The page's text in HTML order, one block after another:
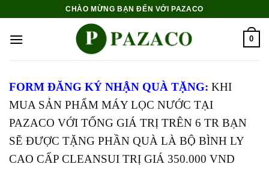
content
CHÀO MỪNG BẠN ĐẾN VỚI PAZACO
0
FORM ĐĂNG KÝ NHẬN QUÀ TẶNG: KHI
MUA SẢN PHẨM MÁY LỌC NƯỚC TẠI
PAZACO VỚI TỔNG GIÁ TRỊ TRÊN 6 TR BẠN
SẼ ĐƯỢC TẶNG PHẦN QUÀ LÀ BỘ BÌNH LY
CAO CẤP CLEANSUI TRỊ GIÁ 350.000 VND